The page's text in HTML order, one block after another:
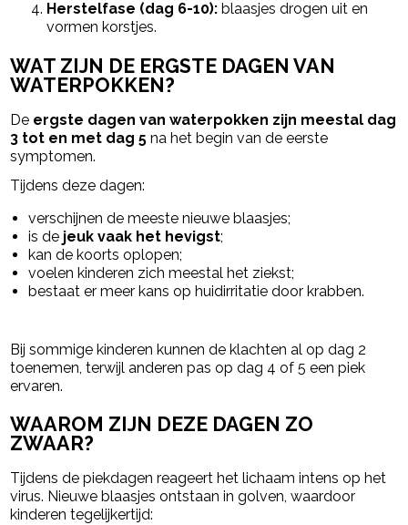
Herstelfase (dag 6-10): blaasjes drogen uit en
vormen korstjes.
WAT ZIJN DE ERGSTE DAGEN VAN
WATERPOKKEN?
De ergste dagen van waterpokken zijn meestal dag
3 tot en met dag 5 na het begin van de eerste
symptomen.
Tijdens deze dagen:
verschijnen de meeste nieuwe blaasjes;
is de jeuk vaak het hevigst;
kan de koorts oplopen;
voelen kinderen zich meestal het ziekst;
bestaat er meer kans op huidirritatie door krabben.
Bij sommige kinderen kunnen de klachten al op dag 2
toenemen, terwijl anderen pas op dag 4 of 5 een piek
ervaren.
WAAROM ZIJN DEZE DAGEN ZO
ZWAAR?
Tijdens de piekdagen reageert het lichaam intens op het
virus. Nieuwe blaasjes ontstaan in golven, waardoor
kinderen tegelijkertijd: